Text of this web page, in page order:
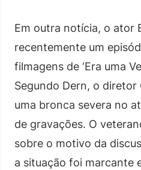
Em outra notícia, o ator
recentemente um
filmagens de ‘Era uma
Segundo Dern, o
uma bronca severa no
de gravações. O
sobre o motivo da
a situação foi marcante